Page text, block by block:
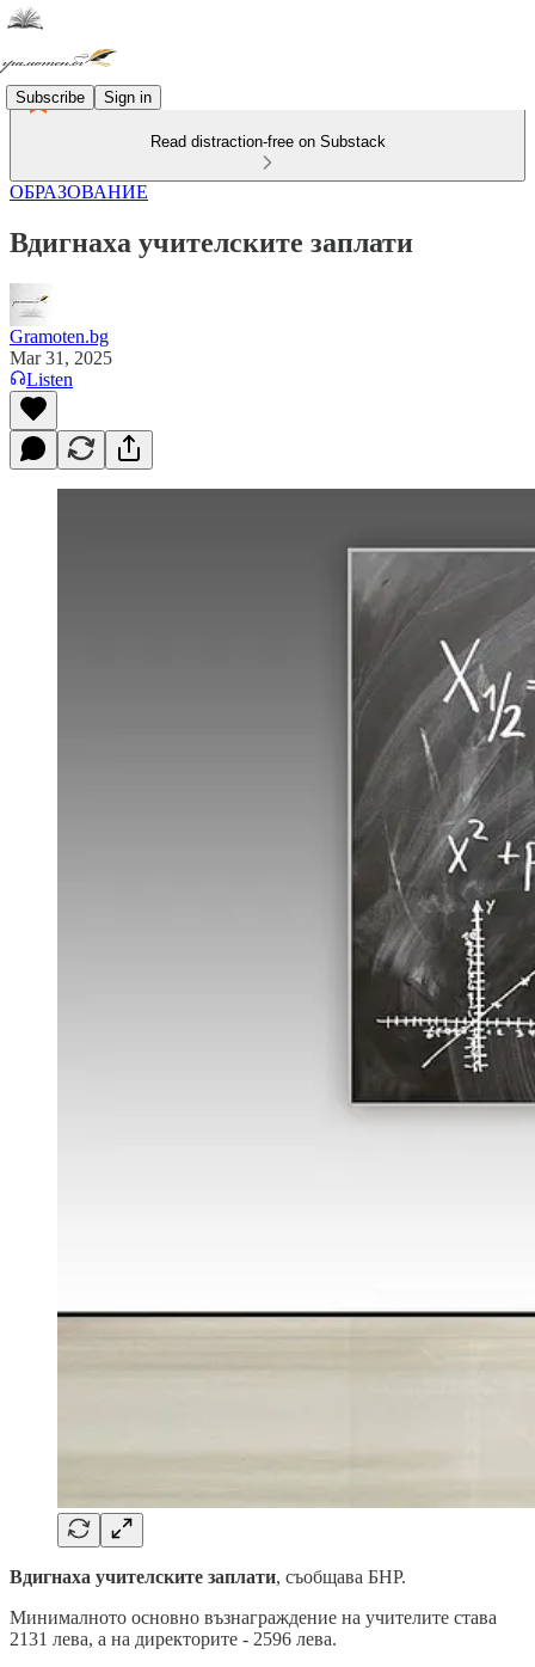
Subscribe Sign in
Read distraction-free on Substack
ОБРАЗОВАНИЕ
Вдигнаха учителските заплати
Gramoten.bg
Mar 31, 2025
Listen
Вдигнаха учителските заплати, съобщава БНР.
Минималното основно възнаграждение на учителите става
2131 лева, а на директорите - 2596 лева.